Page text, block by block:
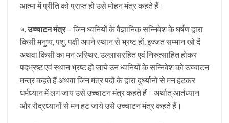
आत्मा में प्रीति को प्राप्त हो उसे मोहन मंत्र कहते हैं।
५.उच्चाटन मंत्र– जिन ध्वनियों के वैज्ञानिक सन्निवेश के घर्षण द्वारा
किसी मनुष्य, पशु, पक्षी अपने स्थान से भ्रष्ट हों, इज्जत सम्मान खो दें
अथवा किसी का मन अस्थिर, उल्लासरहित एवं निरुत्साहित होकर
पदभ्रष्ट एवं स्थान भ्रष्ट हो जाये उन ध्वनियों के सन्निवेश को उच्चाटन
मन्त्र कहते हैं अथवा जिन मंत्र पदों के द्वारा दुर्ध्यानो से मन हटकर
धर्मध्यान में लग जाय उसे उच्चाटन मंत्र कहते हैं। अर्थात् आर्तध्यान
और रौद्रध्यानों से मन हट जाये उसे उच्चाटन मंत्र कहते हैं।